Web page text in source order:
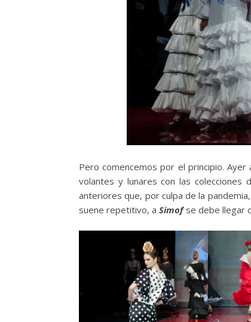
Pero comencemos por el principio.
volantes y lunares con las
anteriores que, por culpa de la
suene repetitivo, a Simof se debe llegar